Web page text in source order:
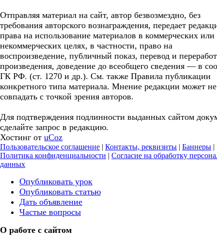
Отправляя материал на сайт, автор безвозмездно, без
требования авторского вознаграждения, передает
права на использование материалов в коммерческих или
некоммерческих целях, в частности, право на
воспроизведение, публичный показ, перевод и
произведения, доведение до всеобщего сведения — в
ГК РФ. (ст. 1270 и др.). См. также Правила публикации
конкретного типа материала. Мнение редакции может не
совпадать с точкой зрения авторов.
Для подтверждения подлинности выданных сайтом
сделайте запрос в редакцию.
Хостинг от uCoz
Пользовательское соглашение | Контакты, реквизиты | Баннеры |
Политика конфиденциальности | Согласие на обработку
данных
Опубликовать урок
Опубликовать статью
Дать объявление
Частые вопросы
О работе с сайтом